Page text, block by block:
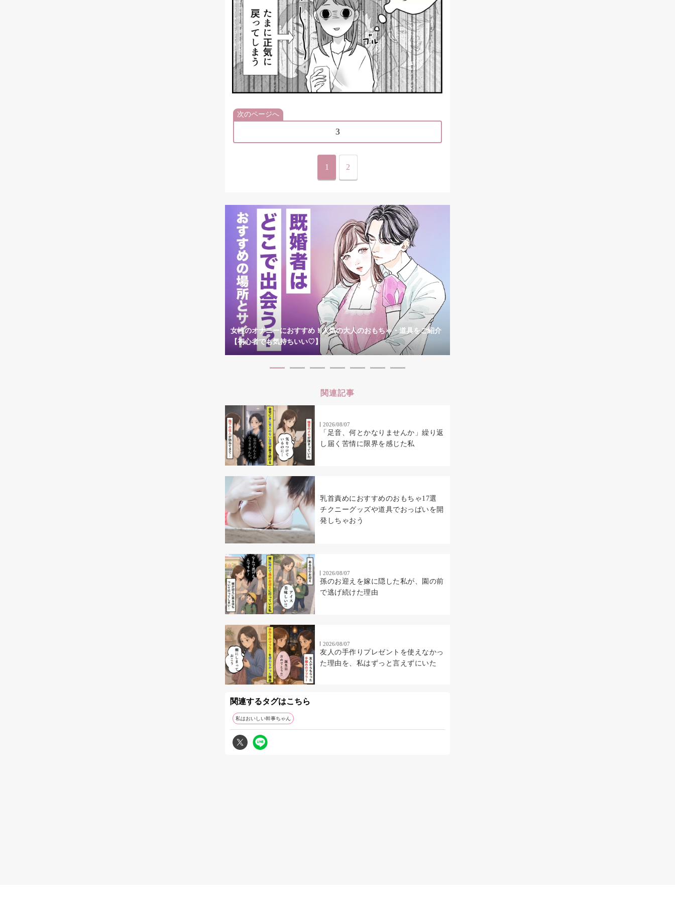
次のページへ
3
1 2
女性のオナニーにおすすめ！人気の大人のおもちゃ・道具をご紹介
【初心者でも気持ちいい♡】
関連記事
2026/08/07
「足音、何とかなりませんか」繰り返
し届く苦情に限界を感じた私
乳首責めにおすすめのおもちゃ17選
チクニーグッズや道具でおっぱいを開
発しちゃおう
2026/08/07
孫のお迎えを嫁に隠した私が、園の前
で逃げ続けた理由
2026/08/07
友人の手作りプレゼントを使えなかっ
た理由を、私はずっと言えずにいた
関連するタグはこちら
私はおいしい幹事ちゃん